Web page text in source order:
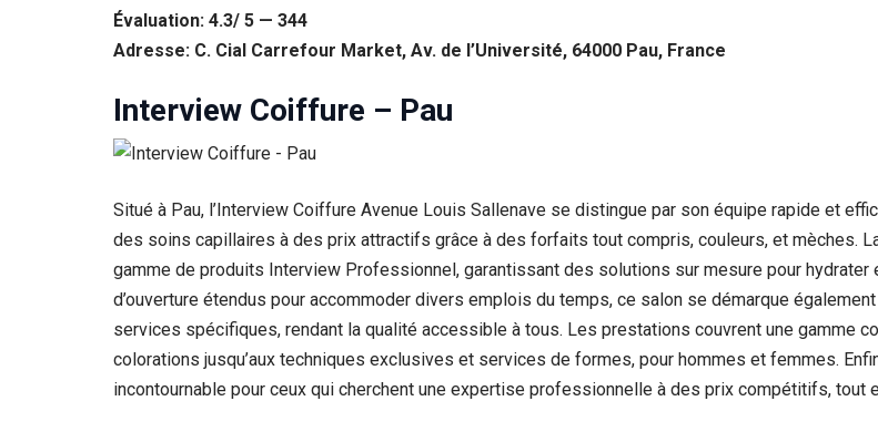
Évaluation: 4.3/ 5 — 344
Adresse: C. Cial Carrefour Market, Av. de l’Université, 64000 Pau, France
Interview Coiffure – Pau
Situé à Pau, l’Interview Coiffure Avenue Louis Sallenave se distingue par son équipe rapide et
des soins capillaires à des prix attractifs grâce à des forfaits tout compris, couleurs, et mèches.
gamme de produits Interview Professionnel, garantissant des solutions sur mesure pour
d’ouverture étendus pour accommoder divers emplois du temps, ce salon se démarque
services spécifiques, rendant la qualité accessible à tous. Les prestations couvrent une gamme
colorations jusqu’aux techniques exclusives et services de formes, pour hommes et femmes.
incontournable pour ceux qui cherchent une expertise professionnelle à des prix compétitifs, tout